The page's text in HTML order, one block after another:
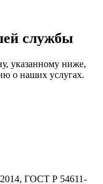
службы
указанному ниже,
о наших услугах.
ГОСТ Р 54611-